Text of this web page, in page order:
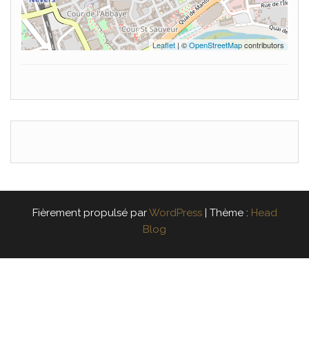
Leaflet| ©OpenStreetMapcontributors
Fièrement propulsé parWordPress | Thème : Head
Blog